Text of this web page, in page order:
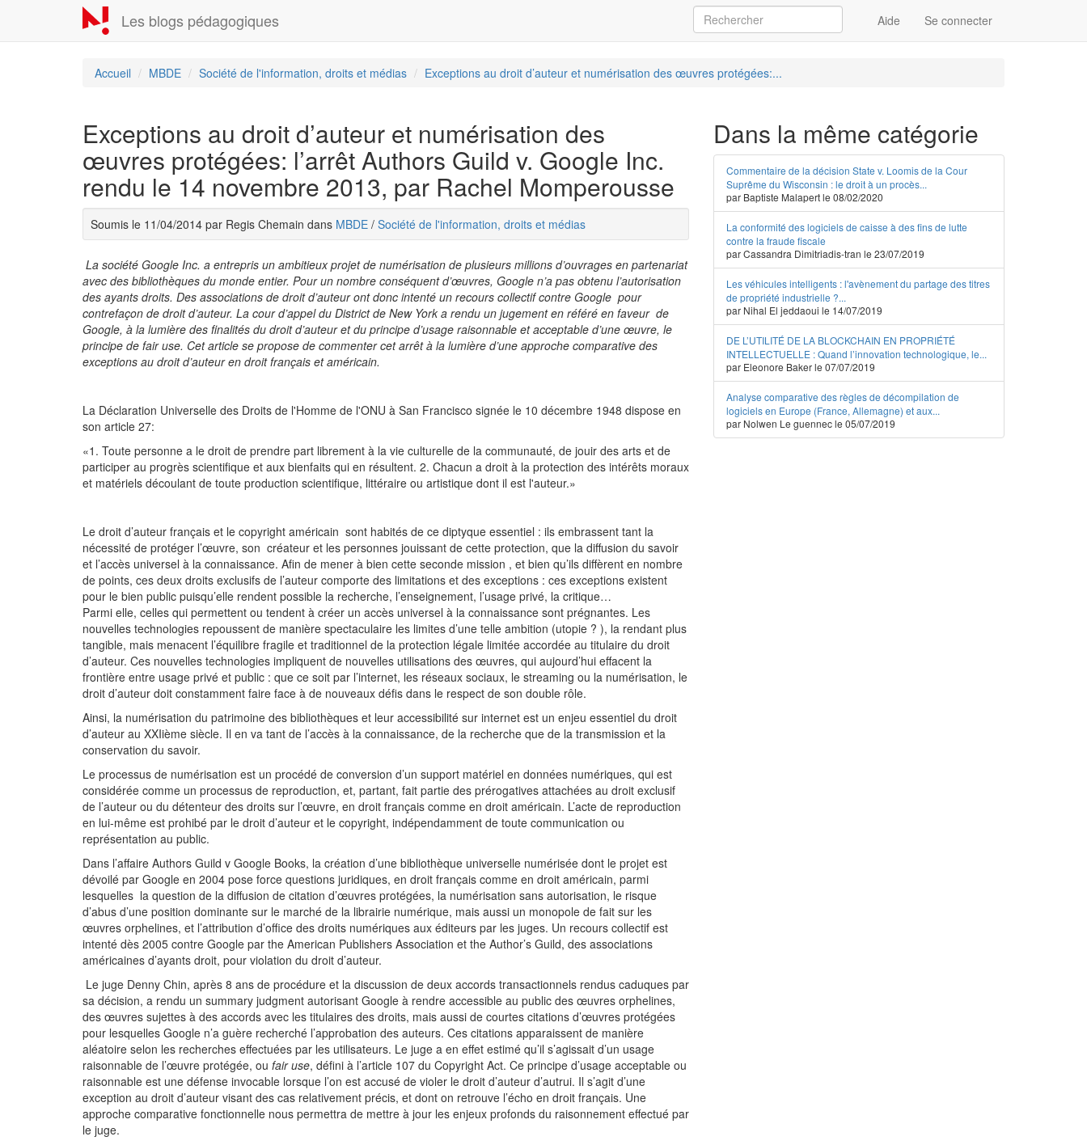
contenu
Les blogs pédagogiques Aide Se connecter
Accueil MBDE Société de l'information, droits et médias Exceptions au droit d’auteur et numérisation des œuvres protégées:...
Exceptions au droit d’auteur et numérisation des
œuvres protégées: l’arrêt Authors Guild v. Google Inc.
rendu le 14 novembre 2013, par Rachel Momperousse
Soumis le 11/04/2014 par Regis Chemain dans MBDE / Société de l'information, droits et médias
La société Google Inc. a entrepris un ambitieux projet de numérisation de plusieurs millions d’ouvrages en partenariat
avec des bibliothèques du monde entier. Pour un nombre conséquent d’œuvres, Google n’a pas obtenu l’autorisation
des ayants droits. Des associations de droit d’auteur ont donc intenté un recours collectif contre Google pour
contrefaçon de droit d’auteur. La cour d’appel du District de New York a rendu un jugement en référé en faveur de
Google, à la lumière des finalités du droit d’auteur et du principe d’usage raisonnable et acceptable d’une œuvre, le
principe de fair use. Cet article se propose de commenter cet arrêt à la lumière d’une approche comparative des
exceptions au droit d’auteur en droit français et américain.
La Déclaration Universelle des Droits de l'Homme de l'ONU à San Francisco signée le 10 décembre 1948 dispose en
son article 27:
«1. Toute personne a le droit de prendre part librement à la vie culturelle de la communauté, de jouir des arts et de
participer au progrès scientifique et aux bienfaits qui en résultent. 2. Chacun a droit à la protection des intérêts moraux
et matériels découlant de toute production scientifique, littéraire ou artistique dont il est l'auteur.»
Le droit d’auteur français et le copyright américain sont habités de ce diptyque essentiel : ils embrassent tant la
nécessité de protéger l’œuvre, son créateur et les personnes jouissant de cette protection, que la diffusion du savoir
et l’accès universel à la connaissance. Afin de mener à bien cette seconde mission , et bien qu’ils diffèrent en nombre
de points, ces deux droits exclusifs de l’auteur comporte des limitations et des exceptions : ces exceptions existent
pour le bien public puisqu’elle rendent possible la recherche, l’enseignement, l’usage privé, la critique…
Parmi elle, celles qui permettent ou tendent à créer un accès universel à la connaissance sont prégnantes. Les
nouvelles technologies repoussent de manière spectaculaire les limites d’une telle ambition (utopie ? ), la rendant plus
tangible, mais menacent l’équilibre fragile et traditionnel de la protection légale limitée accordée au titulaire du droit
d’auteur. Ces nouvelles technologies impliquent de nouvelles utilisations des œuvres, qui aujourd’hui effacent la
frontière entre usage privé et public : que ce soit par l’internet, les réseaux sociaux, le streaming ou la numérisation, le
droit d’auteur doit constamment faire face à de nouveaux défis dans le respect de son double rôle.
Ainsi, la numérisation du patrimoine des bibliothèques et leur accessibilité sur internet est un enjeu essentiel du droit
d’auteur au XXIième siècle. Il en va tant de l’accès à la connaissance, de la recherche que de la transmission et la
conservation du savoir.
Le processus de numérisation est un procédé de conversion d’un support matériel en données numériques, qui est
considérée comme un processus de reproduction, et, partant, fait partie des prérogatives attachées au droit exclusif
de l’auteur ou du détenteur des droits sur l’œuvre, en droit français comme en droit américain. L’acte de reproduction
en lui-même est prohibé par le droit d’auteur et le copyright, indépendamment de toute communication ou
représentation au public.
Dans l’affaire Authors Guild v Google Books, la création d’une bibliothèque universelle numérisée dont le projet est
dévoilé par Google en 2004 pose force questions juridiques, en droit français comme en droit américain, parmi
lesquelles la question de la diffusion de citation d’œuvres protégées, la numérisation sans autorisation, le risque
d’abus d’une position dominante sur le marché de la librairie numérique, mais aussi un monopole de fait sur les
œuvres orphelines, et l’attribution d’office des droits numériques aux éditeurs par les juges. Un recours collectif est
intenté dès 2005 contre Google par the American Publishers Association et the Author’s Guild, des associations
américaines d’ayants droit, pour violation du droit d’auteur.
Le juge Denny Chin, après 8 ans de procédure et la discussion de deux accords transactionnels rendus caduques par
sa décision, a rendu un summary judgment autorisant Google à rendre accessible au public des œuvres orphelines,
des œuvres sujettes à des accords avec les titulaires des droits, mais aussi de courtes citations d’œuvres protégées
pour lesquelles Google n’a guère recherché l’approbation des auteurs. Ces citations apparaissent de manière
aléatoire selon les recherches effectuées par les utilisateurs. Le juge a en effet estimé qu’il s’agissait d’un usage
raisonnable de l’œuvre protégée, ou fair use, défini à l’article 107 du Copyright Act. Ce principe d’usage acceptable ou
raisonnable est une défense invocable lorsque l’on est accusé de violer le droit d’auteur d’autrui. Il s’agit d’une
exception au droit d’auteur visant des cas relativement précis, et dont on retrouve l’écho en droit français. Une
approche comparative fonctionnelle nous permettra de mettre à jour les enjeux profonds du raisonnement effectué par
le juge.
Dans la même catégorie
Commentaire de la décision State v. Loomis de la Cour
Suprême du Wisconsin : le droit à un procès...
par Baptiste Malapert le 08/02/2020
La conformité des logiciels de caisse à des fins de lutte
contre la fraude fiscale
par Cassandra Dimitriadis-tran le 23/07/2019
Les véhicules intelligents : l'avènement du partage des titres
de propriété industrielle ?...
par Nihal El jeddaoui le 14/07/2019
DE L’UTILITÉ DE LA BLOCKCHAIN EN PROPRIÉTÉ
INTELLECTUELLE : Quand l’innovation technologique, le...
par Eleonore Baker le 07/07/2019
Analyse comparative des règles de décompilation de
logiciels en Europe (France, Allemagne) et aux...
par Nolwen Le guennec le 05/07/2019